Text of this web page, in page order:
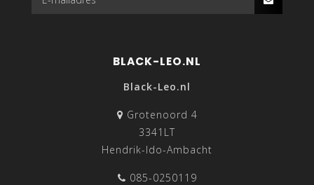
BLACK-LEO.NL
Black-Leo.nl
Grotenoord 4
3341LT
Hendrik-Ido-Ambacht
085-0250119